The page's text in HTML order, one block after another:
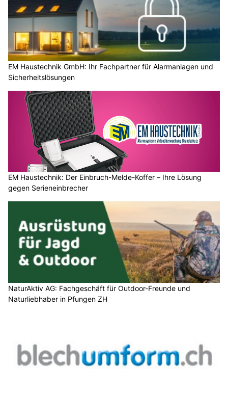
EM Haustechnik GmbH: Ihr Fachpartner für Alarmanlagen und
Sicherheitslösungen
EM Haustechnik: Der Einbruch-Melde-Koffer – Ihre Lösung
gegen Serieneinbrecher
NaturAktiv AG: Fachgeschäft für Outdoor-Freunde und
Naturliebhaber in Pfungen ZH